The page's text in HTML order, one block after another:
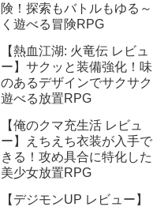
険！探索もバトルもゆる～
く遊べる冒険RPG
【熱血江湖: 火竜伝 レビュ
ー】サクッと装備強化！味
のあるデザインでサクサク
遊べる放置RPG
【俺のクマ充生活 レビュ
ー】えちえち衣装が入手で
きる！攻め具合に特化した
美少女放置RPG
【デジモンUP レビュー】